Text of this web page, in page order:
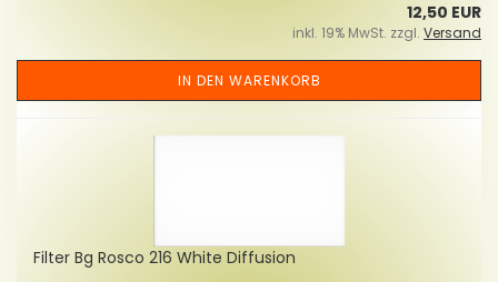
12,50 EUR
inkl. 19% MwSt. zzgl. Versand
IN DEN WARENKORB
Fil­ter Bg Rosco 216 White Dif­fu­si­on